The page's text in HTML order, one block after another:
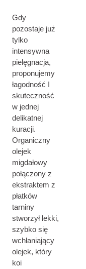
Gdy
pozostaje już
tylko
intensywna
pielęgnacja,
proponujemy
łagodność I
skuteczność
w jednej
delikatnej
kuracji.
Organiczny
olejek
migdałowy
połączony z
ekstraktem z
płatków
tarniny
stworzył lekki,
szybko się
wchłaniający
olejek, który
koi